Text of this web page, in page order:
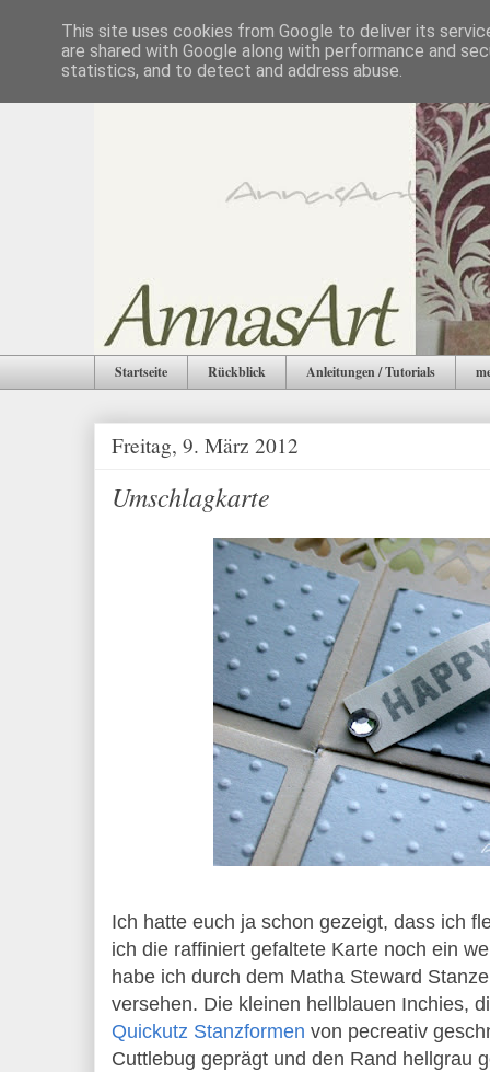
Startseite Rückblick Anleitungen / Tutorials
Freitag, 9. März 2012
Umschlagkarte
Ich hatte euch ja schon gezeigt, dass ich
ich die raffiniert gefaltete Karte noch ein
habe ich durch dem Matha Steward
versehen. Die kleinen hellblauen Inchies,
Quickutz Stanzformen von pecreativ
Cuttlebug geprägt und den Rand hellgrau
This site uses cookies from Google to deliver its
are shared with Google along with performance and
statistics, and to detect and address abuse.